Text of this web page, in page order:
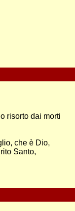
risorto dai morti
che è Dio,
Santo,